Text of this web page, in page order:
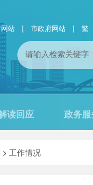
站 | 市政府网站 | 繁
读回应 政务
> 工作情况